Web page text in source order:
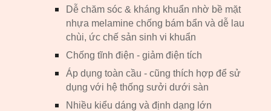
Dễ chăm sóc & kháng khuẩn nhờ bề mặt
nhựa melamine chống bám bẩn và dễ lau
chùi, ức chế sản sinh vi khuẩn
Chống tĩnh điện - giảm điện tích
Áp dụng toàn cầu - cũng thích hợp để sử
dụng với hệ thống sưởi dưới sàn
Nhiều kiểu dáng và định dạng lớn